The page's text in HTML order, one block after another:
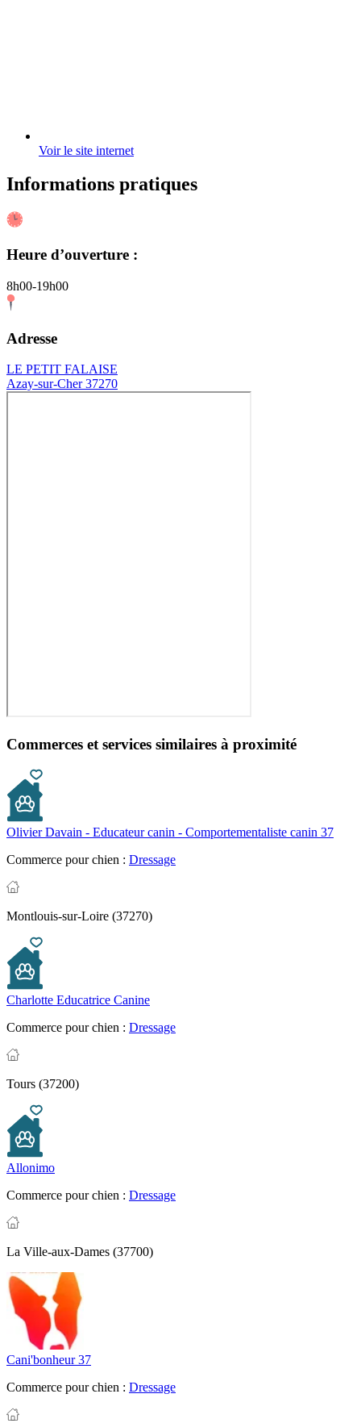
Voir le site internet
Informations pratiques
Heure d’ouverture :
8h00-19h00
Adresse
LE PETIT FALAISE
Azay-sur-Cher 37270
Commerces et services similaires à proximité
Olivier Davain - Educateur canin - Comportementaliste canin 37
Commerce pour chien : Dressage
Montlouis-sur-Loire (37270)
Charlotte Educatrice Canine
Commerce pour chien : Dressage
Tours (37200)
Allonimo
Commerce pour chien : Dressage
La Ville-aux-Dames (37700)
Cani'bonheur 37
Commerce pour chien : Dressage